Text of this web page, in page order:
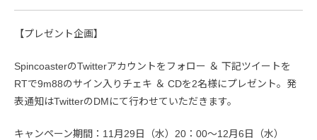
【プレゼント企画】
SpincoasterのTwitterアカウントをフォロー ＆ 下記ツイートを
RTで9m88のサイン入りチェキ ＆ CDを2名様にプレゼント。発
表通知はTwitterのDMにて行わせていただきます。
キャンペーン期間：11月29日（水）20：00〜12月6日（水）